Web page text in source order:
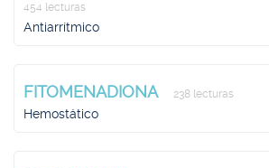
454 lecturas
Antiarrítmico
FITOMENADIONA 238 lecturas
Hemostático